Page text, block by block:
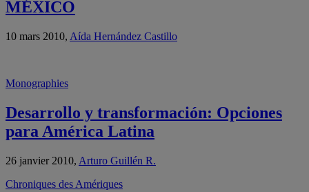
MÉXICO
10 mars 2010, Aída Hernández Castillo
Monographies
Desarrollo y transformación: Opciones
para América Latina
26 janvier 2010, Arturo Guillén R.
Chroniques des Amériques